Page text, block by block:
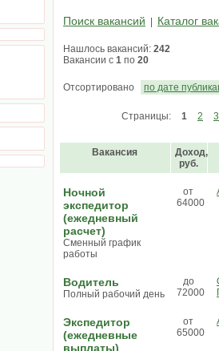
Поиск вакансий Каталог
Нашлось вакансий: 242
Вакансии с 1 по 20
Отсортировано по дате
Страницы: 1 2 3
Вакансия
Доход,
руб.
Ночной
экспедитор
(ежедневный
расчет)
Сменный график
работы
от
64000
Водитель
Полный рабочий день
до
72000
Экспедитор
(ежедневные
выплаты)
от
65000